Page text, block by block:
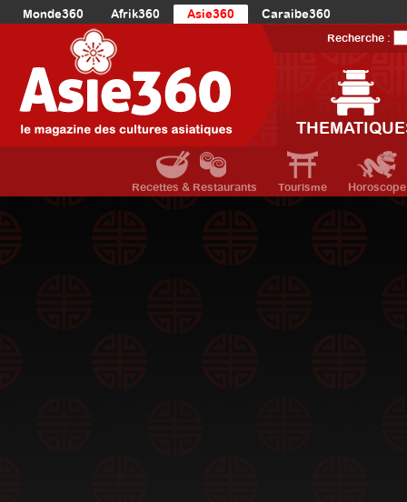
Monde360 Afrik360 Asie360
Caraibe360
Europe360
AmériqueDuNord360
Océanie360
Recherche :
Recettes & Restaurants Tourisme Horoscope